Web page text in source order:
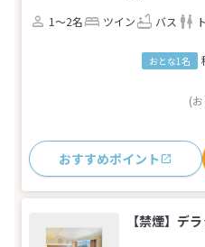
1～2名
ツイン バス
おとな1名
(
おすすめポイント
【禁煙】デ